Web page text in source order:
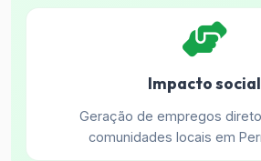
Impacto social
Geração de empregos
comunidades locais em